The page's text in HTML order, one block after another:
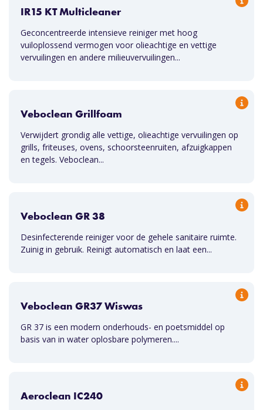
IR15 KT Multicleaner
Geconcentreerde intensieve reiniger met hoog
vuiloplossend vermogen voor olieachtige en vettige
vervuilingen en andere milieuvervuilingen...
Veboclean Grillfoam
Verwijdert grondig alle vettige, olieachtige vervuilingen op
grills, friteuses, ovens, schoorsteenruiten, afzuigkappen
en tegels. Veboclean...
Veboclean GR 38
Desinfecterende reiniger voor de gehele sanitaire ruimte.
Zuinig in gebruik. Reinigt automatisch en laat een...
Veboclean GR37 Wiswas
GR 37 is een modern onderhouds- en poetsmiddel op
basis van in water oplosbare polymeren....
Aeroclean IC240